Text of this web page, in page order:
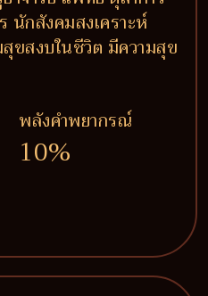
นักสังคมสงเคราะห์
สงบในชีวิต มีความสุข
พลังคำพยากรณ์
10%